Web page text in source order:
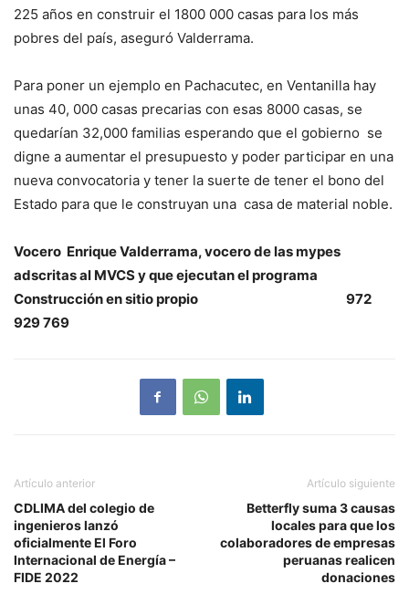
225 años en construir el 1800 000 casas para los más
pobres del país, aseguró Valderrama.
Para poner un ejemplo en Pachacutec, en Ventanilla hay
unas 40, 000 casas precarias con esas 8000 casas, se
quedarían 32,000 familias esperando que el gobierno se
digne a aumentar el presupuesto y poder participar en una
nueva convocatoria y tener la suerte de tener el bono del
Estado para que le construyan una casa de material noble.
Vocero Enrique Valderrama, vocero de las mypes
adscritas al MVCS y que ejecutan el programa
Construcción en sitio propio 972
929 769
Artículo anterior
CDLIMA del colegio de
ingenieros lanzó
oficialmente El Foro
Internacional de Energía –
FIDE 2022
Artículo siguiente
Betterfly suma 3 causas
locales para que los
colaboradores de empresas
peruanas realicen
donaciones